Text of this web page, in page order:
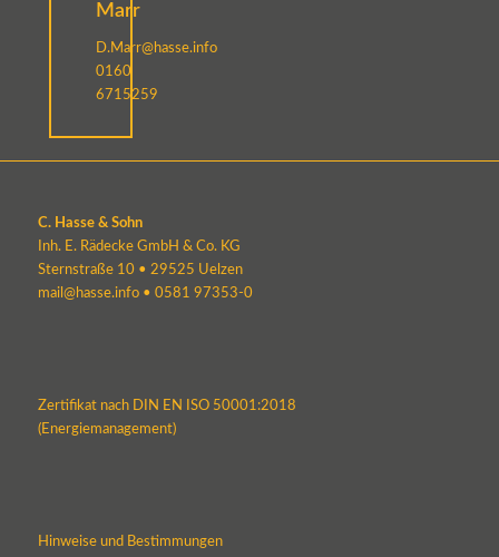
Marr
D.Marr@hasse.info
0160
6715259
C. Hasse & Sohn
Inh. E. Rädecke GmbH & Co. KG
Sternstraße 10 • 29525 Uelzen
mail@hasse.info• 0581 97353-0
Zertifikat nach DIN EN ISO 50001:2018
(Energiemanagement)
Hinweise und Bestimmungen